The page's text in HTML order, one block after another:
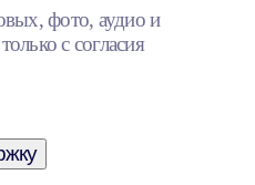
фото, аудио и
с согласия